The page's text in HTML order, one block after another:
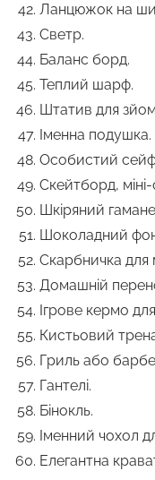
Ланцюжок на
Светр.
Баланс борд.
Теплий шарф.
Штатив для
Іменна подушка.
Особистий сейф
Скейтборд,
Шкіряний
Шоколадний
Скарбничка
Домашній
Ігрове кермо
Кистьовий
Гриль або
Гантелі.
Бінокль.
Іменний чохол
Елегантна